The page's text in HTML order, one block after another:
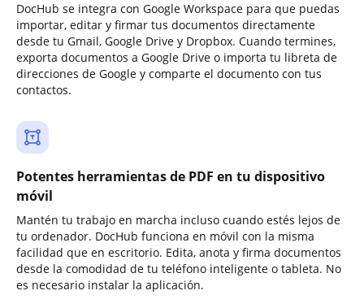
DocHub se integra con Google Workspace para que puedas
importar, editar y firmar tus documentos directamente
desde tu Gmail, Google Drive y Dropbox. Cuando termines,
exporta documentos a Google Drive o importa tu libreta de
direcciones de Google y comparte el documento con tus
contactos.
Potentes herramientas de PDF en tu dispositivo
móvil
Mantén tu trabajo en marcha incluso cuando estés lejos de
tu ordenador. DocHub funciona en móvil con la misma
facilidad que en escritorio. Edita, anota y firma documentos
desde la comodidad de tu teléfono inteligente o tableta. No
es necesario instalar la aplicación.